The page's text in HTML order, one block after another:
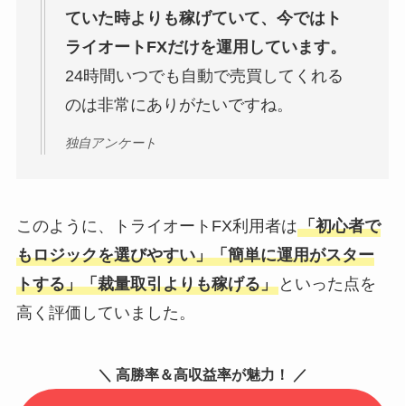
ていた時よりも稼げていて、今ではト
ライオートFXだけを運用しています。
24時間いつでも自動で売買してくれる
のは非常にありがたいですね。
独自アンケート
このように、トライオートFX利用者は「初心者で
もロジックを選びやすい」「簡単に運用がスター
トする」「裁量取引よりも稼げる」といった点を
高く評価していました。
＼ 高勝率＆高収益率が魅力！ ／